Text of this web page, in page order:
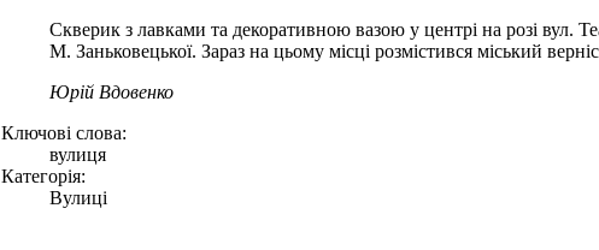
Скверик з лавками та декоративною вазою у центрі на розі вул.
М. Заньковецької. Зараз на цьому місці розмістився міський
Юрій Вдовенко
Ключові слова:
вулиця
Категорія:
Вулиці